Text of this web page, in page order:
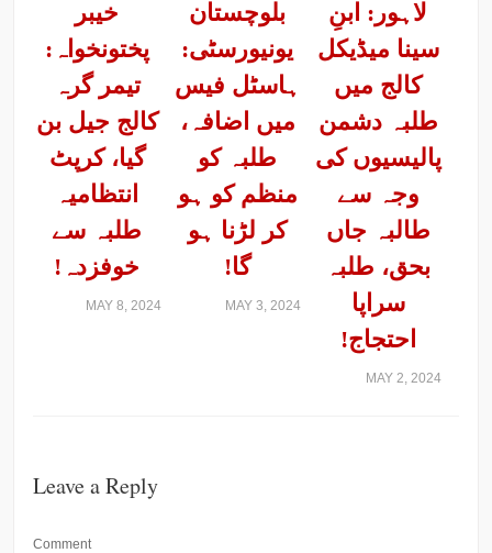
خیبر
پختونخواہ:
تیمر گرہ
کالج جیل بن
گیا، کرپٹ
انتظامیہ
طلبہ سے
خوفزدہ!
MAY 8, 2024
بلوچستان
یونیورسٹی:
ہاسٹل فیس
میں اضافہ،
طلبہ کو
منظم کو ہو
کر لڑنا ہو
گا!
MAY 3, 2024
لاہور: ابنِ
سینا میڈیکل
کالج میں
طلبہ دشمن
پالیسیوں کی
وجہ سے
طالبہ جاں
بحق، طلبہ
سراپا
احتجاج!
MAY 2, 2024
Leave a Reply
Comment